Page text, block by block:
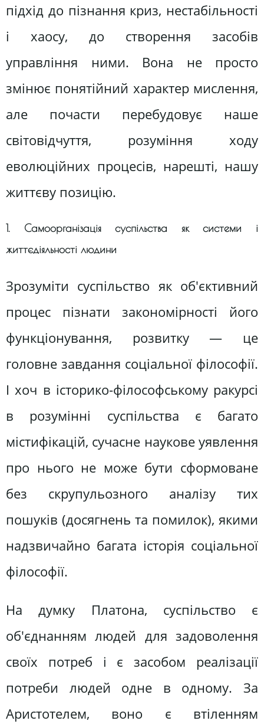
підхід до пізнання криз, нестабільності
і хаосу, до створення засобів
управління ними. Вона не просто
змінює понятійний характер мислення,
але почасти перебудовує наше
світовідчуття, розуміння ходу
еволюційних процесів, нарешті, нашу
життєву позицію.
1. Самоорганізація суспільства як системи і
життєдіяльності людини
Зрозуміти суспільство як об'єктивний
процес пізнати закономірності його
функціонування, розвитку — це
головне завдання соціальної філософії.
І хоч в історико-філософському ракурсі
в розумінні суспільства є багато
містифікацій, сучасне наукове уявлення
про нього не може бути сформоване
без скрупульозного аналізу тих
пошуків (досягнень та помилок), якими
надзвичайно багата історія соціальної
філософії.
На думку Платона, суспільство є
об'єднанням людей для задоволення
своїх потреб і є засобом реалізації
потреби людей одне в одному. За
Аристотелем, воно є втіленням